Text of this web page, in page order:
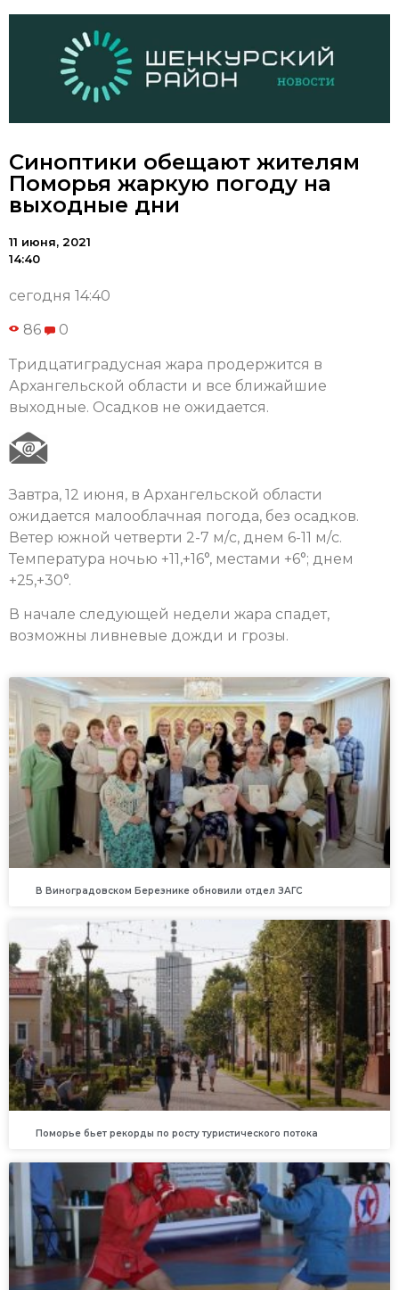
Синоптики обещают жителям
Поморья жаркую погоду на
выходные дни
11 июня, 2021
14:40
сегодня 14:40
86 0
Тридцатиградусная жара продержится в
Архангельской области и все ближайшие
выходные. Осадков не ожидается.
Завтра, 12 июня, в Архангельской области
ожидается малооблачная погода, без осадков.
Ветер южной четверти 2-7 м/с, днем 6-11 м/с.
Температура ночью +11,+16°, местами +6°; днем
+25,+30°.
В начале следующей недели жара спадет,
возможны ливневые дожди и грозы.
В Виноградовском Березнике обновили отдел ЗАГС
Поморье бьет рекорды по росту туристического потока